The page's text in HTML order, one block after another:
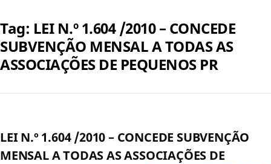
Tag: LEI N.º 1.604 /2010 – CONCEDE
SUBVENÇÃO MENSAL A TODAS AS
ASSOCIAÇÕES DE PEQUENOS PR
LEI N.º 1.604 /2010 – CONCEDE SUBVENÇÃO
MENSAL A TODAS AS ASSOCIAÇÕES DE